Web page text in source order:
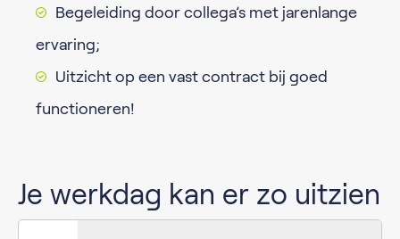
Begeleiding door collega’s met jarenlange
ervaring;
Uitzicht op een vast contract bij goed
functioneren!
Je werkdag kan er zo uitzien